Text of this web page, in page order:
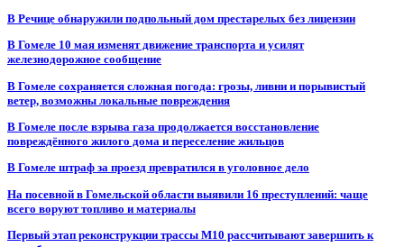
В Речице обнаружили подпольный дом престарелых без лицензии
В Гомеле 10 мая изменят движение транспорта и усилят
железнодорожное сообщение
В Гомеле сохраняется сложная погода: грозы, ливни и порывистый
ветер, возможны локальные повреждения
В Гомеле после взрыва газа продолжается восстановление
повреждённого жилого дома и переселение жильцов
В Гомеле штраф за проезд превратился в уголовное дело
На посевной в Гомельской области выявили 16 преступлений: чаще
всего воруют топливо и материалы
Первый этап реконструкции трассы М10 рассчитывают завершить к